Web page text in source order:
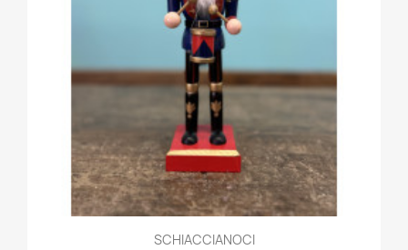
SCHIACCIANOCI